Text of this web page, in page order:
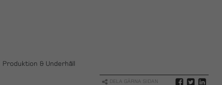
Produktion & Underhåll
DELA GÄRNA SIDAN